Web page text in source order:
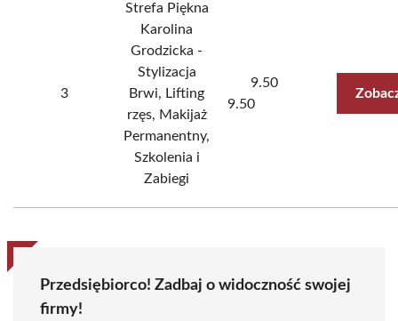
3
Strefa Piękna
Karolina
Grodzicka -
Stylizacja
Brwi, Lifting
rzęs, Makijaż
Permanentny,
Szkolenia i
Zabiegi
9.50
9.50
Przedsiębiorco! Zadbaj o widoczność swojej
firmy!